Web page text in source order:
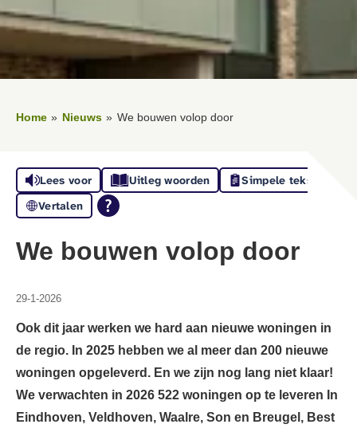
Home Nieuws We bouwen volop door
Lees voor Uitleg woorden
Simpele tekst
Vertalen
We bouwen volop door
29-1-2026
Ook dit jaar werken we hard aan nieuwe woningen in
de regio. In 2025 hebben we al meer dan 200 nieuwe
woningen opgeleverd. En we zijn nog lang niet klaar!
We verwachten in 2026 522 woningen op te leveren In
Eindhoven, Veldhoven, Waalre, Son en Breugel, Best